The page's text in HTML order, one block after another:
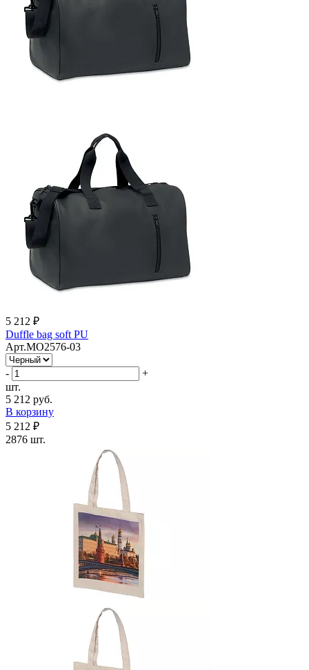
5 212 ₽
Duffle bag soft PU
Арт.MO2576-03
-
+
шт.
5 212 руб.
В корзину
5 212 ₽
2876 шт.